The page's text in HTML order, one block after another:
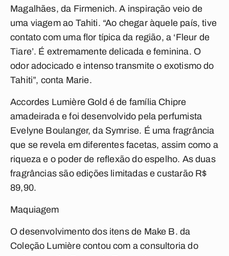
Magalhães, da Firmenich. A inspiração veio de
uma viagem ao Tahiti. “Ao chegar àquele país, tive
contato com uma flor típica da região, a ‘Fleur de
Tiare’. É extremamente delicada e feminina. O
odor adocicado e intenso transmite o exotismo do
Tahiti”, conta Marie.
Accordes Lumière Gold é de família Chipre
amadeirada e foi desenvolvido pela perfumista
Evelyne Boulanger, da Symrise. É uma fragrância
que se revela em diferentes facetas, assim como a
riqueza e o poder de reflexão do espelho. As duas
fragrâncias são edições limitadas e custarão R$
89,90.
Maquiagem
O desenvolvimento dos itens de Make B. da
Coleção Lumière contou com a consultoria do